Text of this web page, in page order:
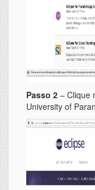
Passo 2 – Clique
University of